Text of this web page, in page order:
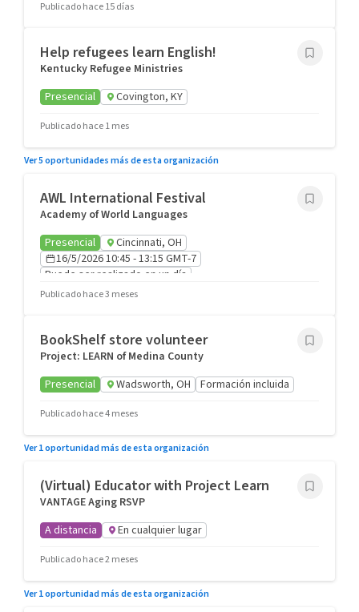
Publicado hace 15 días
Help refugees learn English!
Kentucky Refugee Ministries
Presencial
Covington, KY
Publicado hace 1 mes
Ver 5 oportunidades más de esta organización
AWL International Festival
Academy of World Languages
Presencial
Cincinnati, OH
16/5/2026 10:45 - 13:15 GMT-7
Puede ser realizado en un día
Recomendado para Grupos
Publicado hace 3 meses
BookShelf store volunteer
Project: LEARN of Medina County
Presencial
Wadsworth, OH Formación incluida
Publicado hace 4 meses
Ver 1 oportunidad más de esta organización
(Virtual) Educator with Project Learn
VANTAGE Aging RSVP
A distancia
En cualquier lugar
Publicado hace 2 meses
Ver 1 oportunidad más de esta organización